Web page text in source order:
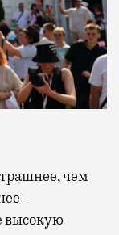
чем
—
высокую